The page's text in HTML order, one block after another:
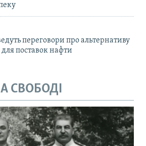
переговори про альтернативу
поставок нафти
СВОБОДІ